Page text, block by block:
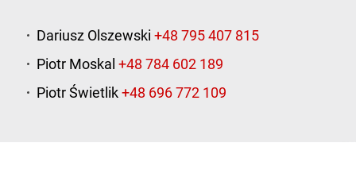
Dariusz Olszewski
Piotr Moskal
Piotr Świetlik